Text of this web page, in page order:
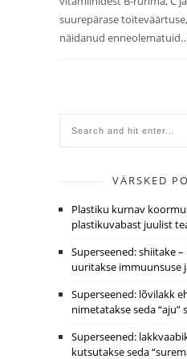
suurepärase
näidanud enneolematuid…
VÄRSKED
Plastiku kurnav
plastikuvabast juulist
Superseened: shiitake
uuritakse immuunsuse
Superseened: lõvilakk
nimetatakse seda “aju”
Superseened:
kutsutakse seda